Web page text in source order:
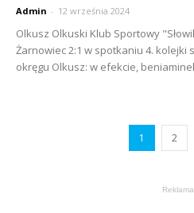
Admin - 12 września 2024
Olkusz Olkuski Klub Sportowy
Żarnowiec 2:1 w spotkaniu 4. kolejki
okręgu Olkusz: w efekcie,
1 2
Reklama